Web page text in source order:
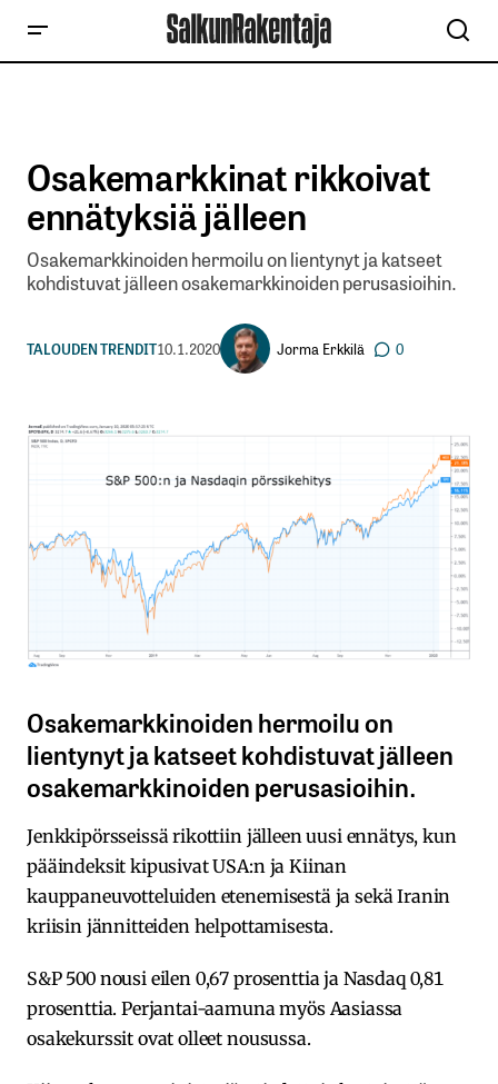
Osakemarkkinat rikkoivat
ennätyksiä jälleen
Osakemarkkinoiden hermoilu on lientynyt ja katseet
kohdistuvat jälleen osakemarkkinoiden perusasioihin.
TALOUDEN TRENDIT10.1.2020 Jorma Erkkilä 0
Osakemarkkinoiden hermoilu on
lientynyt ja katseet kohdistuvat jälleen
osakemarkkinoiden perusasioihin.
Jenkkipörsseissä rikottiin jälleen uusi ennätys, kun
pääindeksit kipusivat USA:n ja Kiinan
kauppaneuvotteluiden etenemisestä ja sekä Iranin
kriisin jännitteiden helpottamisesta.
S&P 500 nousi eilen 0,67 prosenttia ja Nasdaq 0,81
prosenttia. Perjantai-aamuna myös Aasiassa
osakekurssit ovat olleet nousussa.